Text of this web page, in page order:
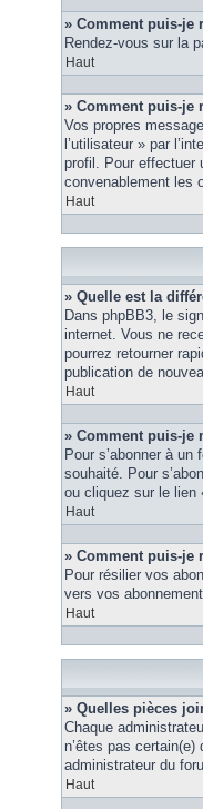
» Comment puis-je
Rendez-vous sur la
Haut
» Comment puis-je
Vos propres
l’utilisateur » par
profil. Pour effectuer
convenablement les
Haut
» Quelle est la
Dans phpBB3, le
internet. Vous ne
pourrez retourner
publication de
Haut
» Comment puis-je
Pour s’abonner à
souhaité. Pour
ou cliquez sur le lien
Haut
» Comment puis-je
Pour résilier vos
vers vos
Haut
» Quelles pièces
Chaque
n’êtes pas
administrateur du
Haut